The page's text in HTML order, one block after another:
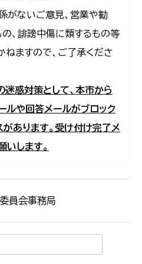
がないご意見、営業や勧
の、誹謗中傷に類するもの等
ねますので、ご了承くださ
迷惑対策として、本市から
ルや回答メールがブロック
があります。受け付け完了メ
いします。
員会事務局